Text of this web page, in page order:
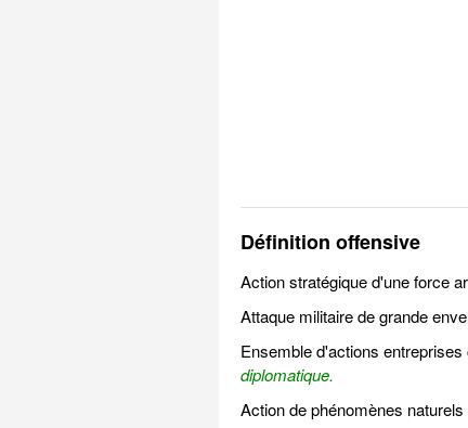
Définition offensive
Action stratégique d'une force
Attaque militaire de grande
Ensemble d'actions
diplomatique.
Action de phénomènes